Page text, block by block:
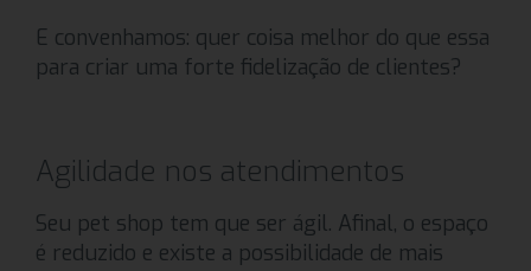
E convenhamos: quer coisa melhor do que essa
para criar uma forte fidelização de clientes?
Agilidade nos atendimentos
Seu pet shop tem que ser ágil. Afinal, o espaço
é reduzido e existe a possibilidade de mais